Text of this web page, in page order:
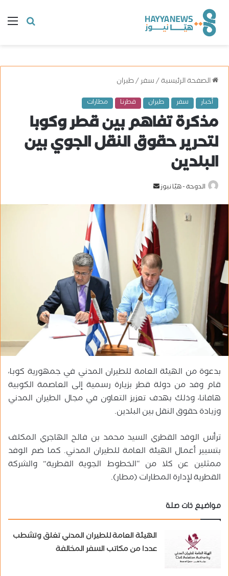
البحث
الصفحة الرئيسية/سفر/طيران
أخبار سفر طيران قطرنا مطارات
مذكرة تفاهم بين قطر وكوبا
لتحرير حقوق النقل الجوي بين
البلدين
الدوحة - هيّا نيوز
ل
ب
ي
د
ا
إ
ل
ك
ت
ر
و
ن
بدعوة من الهيئة العامة للطيران المدني في جمهورية كوبا،
قام وفد من دولة قطر بزيارة رسمية إلى العاصمة الكوبية
هافانا، وذلك بهدف تعزيز التعاون في مجال الطيران المدني
وزيادة حقوق النقل بين البلدين.
ترأس الوفد القطري السيد محمد بن فالح الهاجري المكلف
بتسيير أعمال الهيئة العامة للطيران المدني. كما ضم الوفد
ممثلين عن كلا من “الخطوط الجوية القطرية” والشركة
القطرية لإدارة المطارات (مطار).
مواضيع ذات صلة
الهيئة العامة للطيران المدني تغلق وتشطب
عددا من مكاتب السفر المخالفة